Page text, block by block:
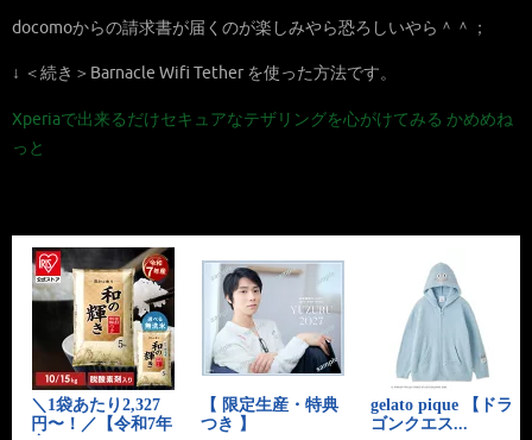
docomoからの請求書が届くのが楽しみやら恐ろしいやら＾＾；
↓ ＜続き＞Barnacle Wifi Tether を使った方法です。
Xperiaで出来るだけセキュアなテザリングを心がけてみる かめめね
っと